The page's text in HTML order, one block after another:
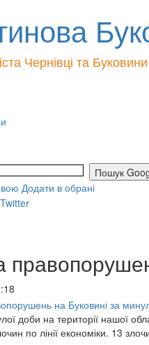
Чернівці та Буковини
Додати в обрані
доби на території нашої
по лінії економіки. 13